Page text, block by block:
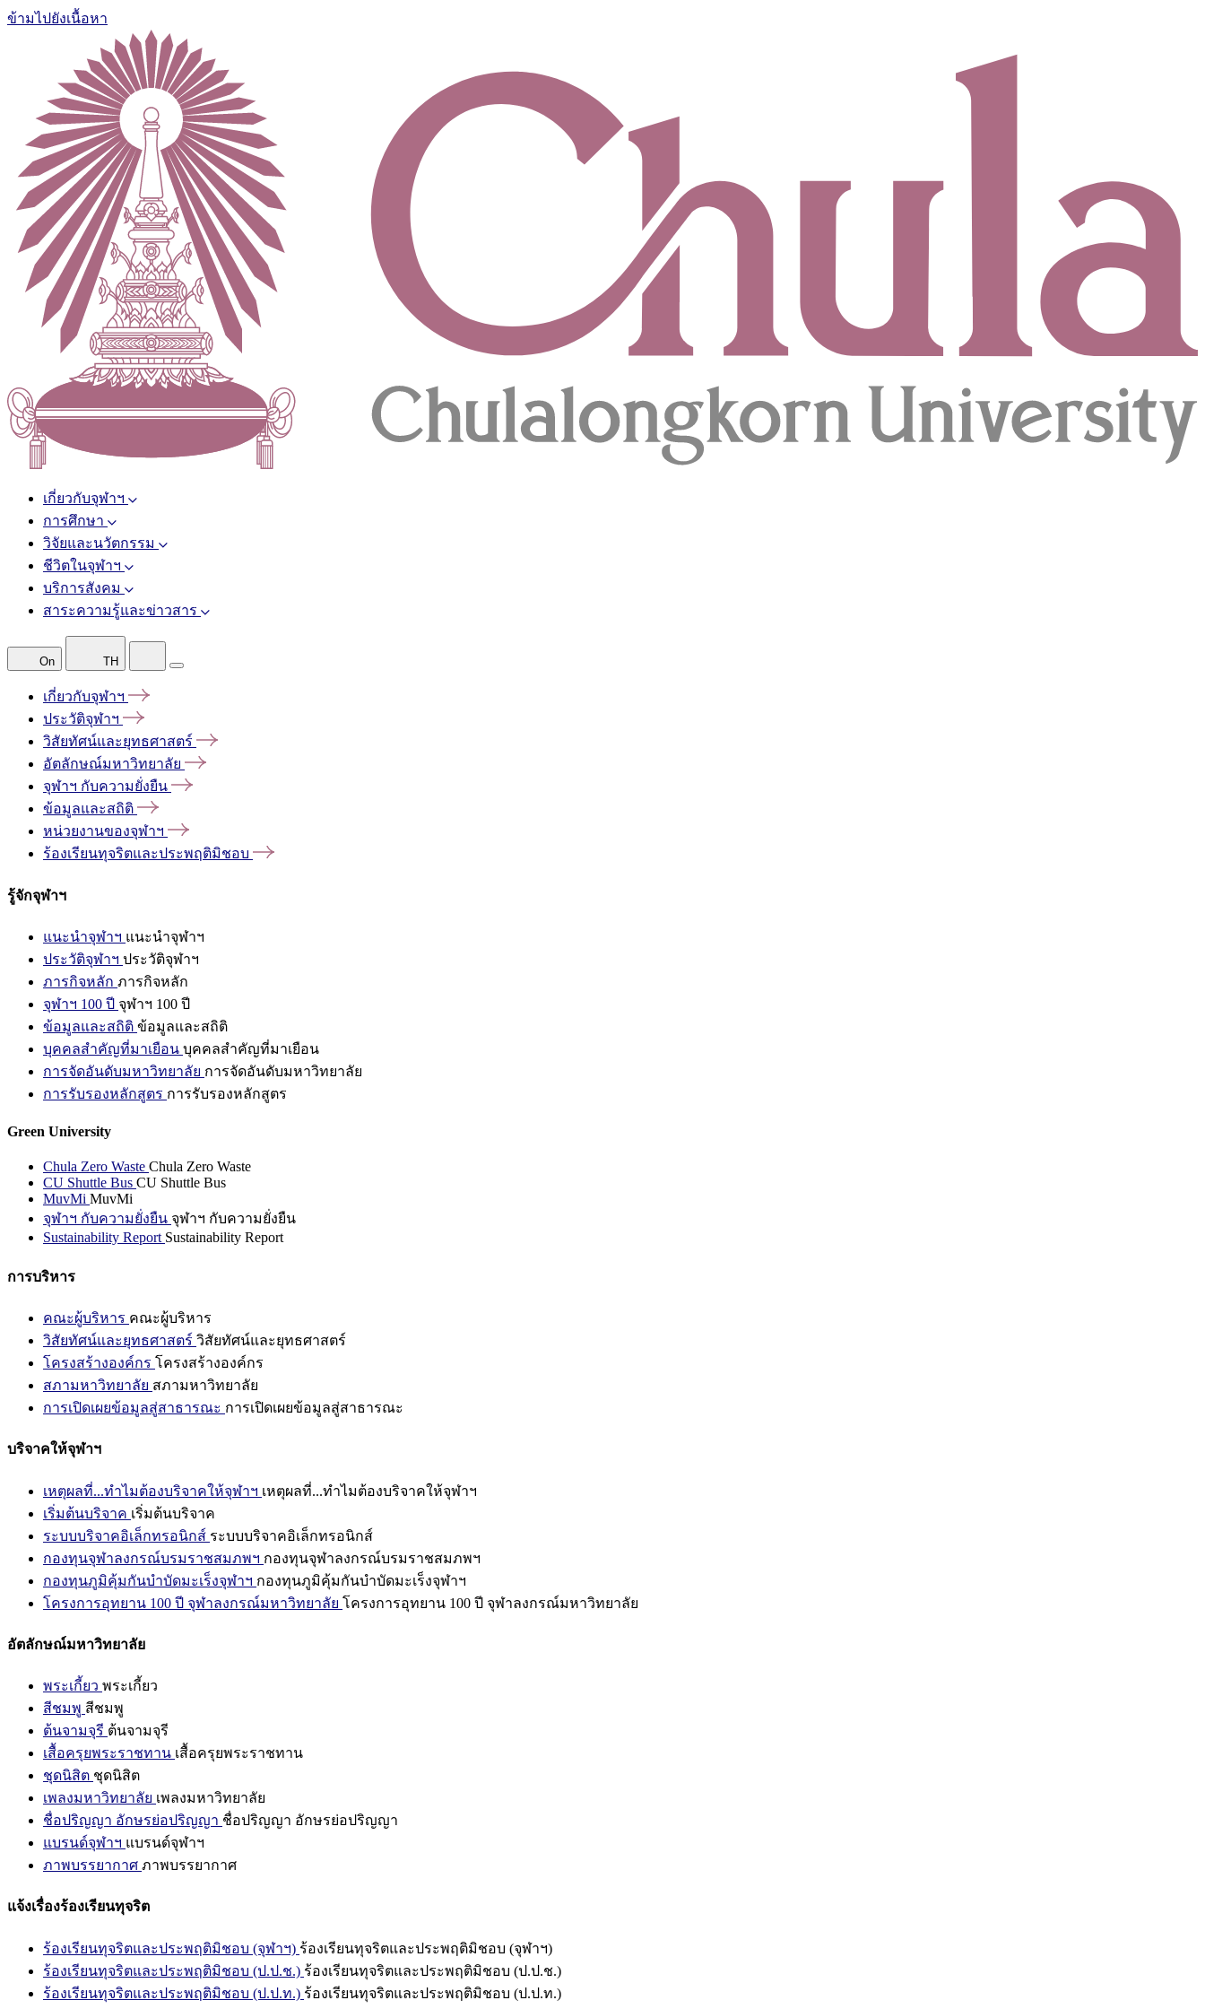
ข้ามไปยังเนื้อหา
เกี่ยวกับจุฬาฯ
การศึกษา
วิจัยและนวัตกรรม
ชีวิตในจุฬาฯ
บริการสังคม
สาระความรู้และข่าวสาร
On TH
เกี่ยวกับจุฬาฯ
ประวัติจุฬาฯ
วิสัยทัศน์และยุทธศาสตร์
อัตลักษณ์มหาวิทยาลัย
จุฬาฯ กับความยั่งยืน
ข้อมูลและสถิติ
หน่วยงานของจุฬาฯ
ร้องเรียนทุจริตและประพฤติมิชอบ
รู้จักจุฬาฯ
แนะนำจุฬาฯ แนะนำจุฬาฯ
ประวัติจุฬาฯ ประวัติจุฬาฯ
ภารกิจหลัก ภารกิจหลัก
จุฬาฯ 100 ปี จุฬาฯ 100 ปี
ข้อมูลและสถิติ ข้อมูลและสถิติ
บุคคลสำคัญที่มาเยือน บุคคลสำคัญที่มาเยือน
การจัดอันดับมหาวิทยาลัย การจัดอันดับมหาวิทยาลัย
การรับรองหลักสูตร การรับรองหลักสูตร
Green University
Chula Zero Waste Chula Zero Waste
CU Shuttle Bus CU Shuttle Bus
MuvMi MuvMi
จุฬาฯ กับความยั่งยืน จุฬาฯ กับความยั่งยืน
Sustainability Report Sustainability Report
การบริหาร
คณะผู้บริหาร คณะผู้บริหาร
วิสัยทัศน์และยุทธศาสตร์ วิสัยทัศน์และยุทธศาสตร์
โครงสร้างองค์กร โครงสร้างองค์กร
สภามหาวิทยาลัย สภามหาวิทยาลัย
การเปิดเผยข้อมูลสู่สาธารณะ การเปิดเผยข้อมูลสู่สาธารณะ
บริจาคให้จุฬาฯ
เหตุผลที่...ทำไมต้องบริจาคให้จุฬาฯ เหตุผลที่...ทำไมต้องบริจาคให้จุฬาฯ
เริ่มต้นบริจาค เริ่มต้นบริจาค
ระบบบริจาคอิเล็กทรอนิกส์ ระบบบริจาคอิเล็กทรอนิกส์
กองทุนจุฬาลงกรณ์บรมราชสมภพฯ กองทุนจุฬาลงกรณ์บรมราชสมภพฯ
กองทุนภูมิคุ้มกันบำบัดมะเร็งจุฬาฯ กองทุนภูมิคุ้มกันบำบัดมะเร็งจุฬาฯ
โครงการอุทยาน 100 ปี จุฬาลงกรณ์มหาวิทยาลัย โครงการอุทยาน 100 ปี จุฬาลงกรณ์มหาวิทยาลัย
อัตลักษณ์มหาวิทยาลัย
พระเกี้ยว พระเกี้ยว
สีชมพู สีชมพู
ต้นจามจุรี ต้นจามจุรี
เสื้อครุยพระราชทาน เสื้อครุยพระราชทาน
ชุดนิสิต ชุดนิสิต
เพลงมหาวิทยาลัย เพลงมหาวิทยาลัย
ชื่อปริญญา อักษรย่อปริญญา ชื่อปริญญา อักษรย่อปริญญา
แบรนด์จุฬาฯ แบรนด์จุฬาฯ
ภาพบรรยากาศ ภาพบรรยากาศ
แจ้งเรื่องร้องเรียนทุจริต
ร้องเรียนทุจริตและประพฤติมิชอบ (จุฬาฯ) ร้องเรียนทุจริตและประพฤติมิชอบ (จุฬาฯ)
ร้องเรียนทุจริตและประพฤติมิชอบ (ป.ป.ช.) ร้องเรียนทุจริตและประพฤติมิชอบ (ป.ป.ช.)
ร้องเรียนทุจริตและประพฤติมิชอบ (ป.ป.ท.) ร้องเรียนทุจริตและประพฤติมิชอบ (ป.ป.ท.)